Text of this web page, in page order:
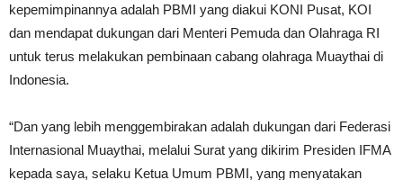
kepemimpinannya adalah PBMI yang diakui KONI Pusat, KOI
dan mendapat dukungan dari Menteri Pemuda dan Olahraga RI
untuk terus melakukan pembinaan cabang olahraga Muaythai di
Indonesia.
“Dan yang lebih menggembirakan adalah dukungan dari Federasi
Internasional Muaythai, melalui Surat yang dikirim Presiden IFMA
kepada saya, selaku Ketua Umum PBMI, yang menyatakan